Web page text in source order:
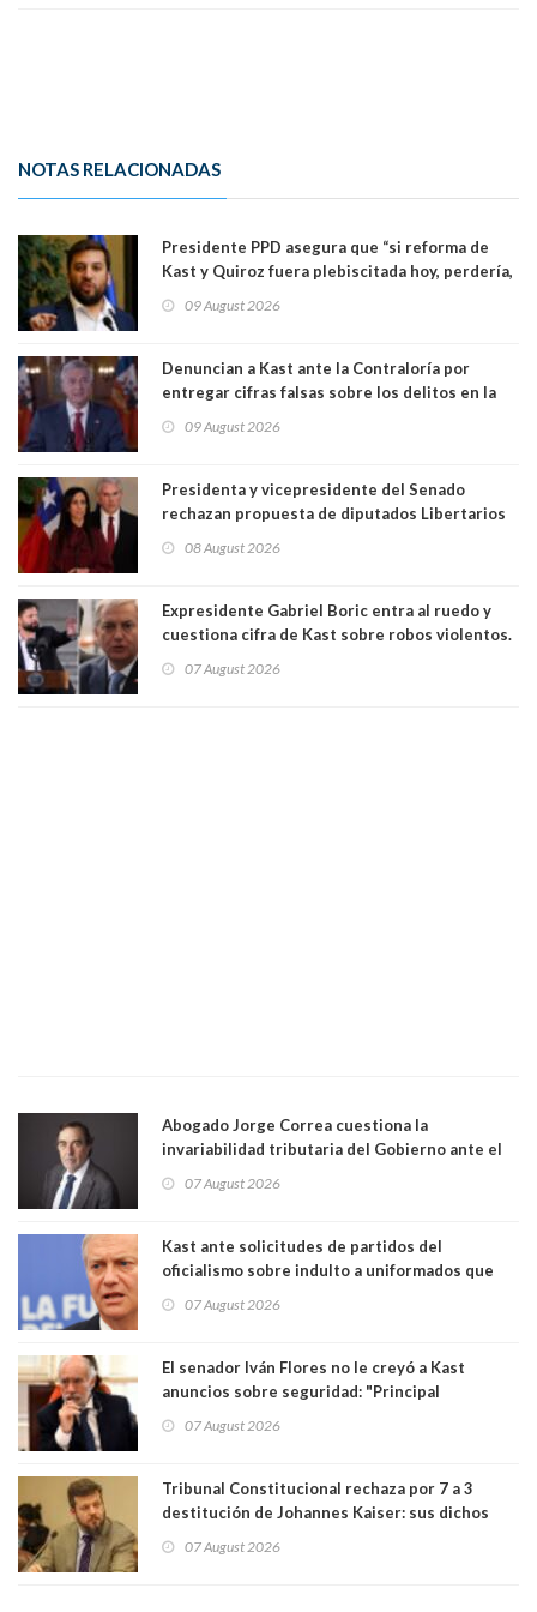
NOTAS RELACIONADAS
Presidente PPD asegura que “si reforma de
Kast y Quiroz fuera plebiscitada hoy, perdería,
a favor de la oposición, sería una victoria de la
09 August 2026
Denuncian a Kast ante la Contraloría por
entregar cifras falsas sobre los delitos en la
09 August 2026
Presidenta y vicepresidente del Senado
rechazan propuesta de diputados Libertarios
"Constituye un camino equivocado"
08 August 2026
Expresidente Gabriel Boric entra al ruedo y
cuestiona cifra de Kast sobre robos violentos.
07 August 2026
Abogado Jorge Correa cuestiona la
invariabilidad tributaria del Gobierno ante el
democracia” y "defendemos la alternancia en el
07 August 2026
Kast ante solicitudes de partidos del
oficialismo sobre indulto a uniformados que
07 August 2026
El senador Iván Flores no le creyó a Kast
anuncios sobre seguridad: "Principal
perseguir ruta del dinero y levantar secreto
07 August 2026
Tribunal Constitucional rechaza por 7 a 3
destitución de Johannes Kaiser: sus dichos
justicia constitucional porque no es diputado
07 August 2026